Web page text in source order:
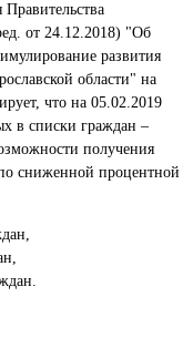
от 24.12.2018) "Об
развития
области" на
что на 05.02.2019
в списки граждан –
получения
сниженной процентной